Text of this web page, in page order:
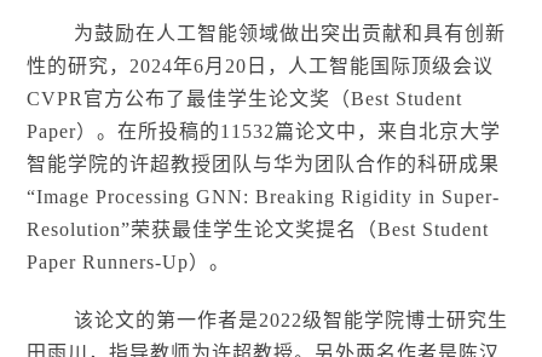
为鼓励在人工智能领域做出突出贡献和具有创新
性的研究，2024年6月20日，人工智能国际顶级会议
CVPR官方公布了最佳学生论文奖（Best Student
Paper）。在所投稿的11532篇论文中，来自北京大学
智能学院的许超教授团队与华为团队合作的科研成果
“Image Processing GNN: Breaking Rigidity in Super-
Resolution”荣获最佳学生论文奖提名（Best Student
Paper Runners-Up）。
该论文的第一作者是2022级智能学院博士研究生
田雨川，指导教师为许超教授。另外两名作者是陈汉